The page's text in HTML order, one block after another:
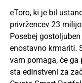
eToro, ki je bil
privržencev 23
Posebej
enostavno krmariti.
vam pomaga, če ga
sta edinstveni za